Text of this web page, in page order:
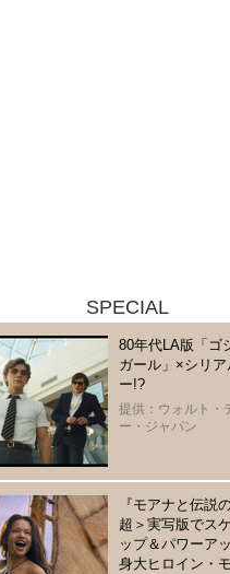
SPECIAL
80年代LA版「ゴ
ガール」×シリア
ー!?
提供：ウォルト・
ー・ジャパン
『モアナと伝説
超＞実写版でス
ップ＆パワーア
身大ヒロイン・